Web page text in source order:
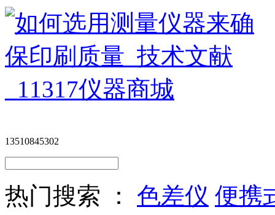
13510845302
热门搜索 ： 色差仪 便携